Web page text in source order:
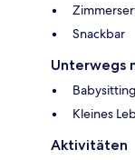
Snackbar
Unterwegs
Kleines
Aktivitäten